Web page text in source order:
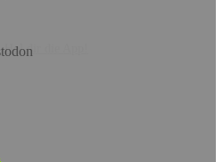
Hol dir die App!